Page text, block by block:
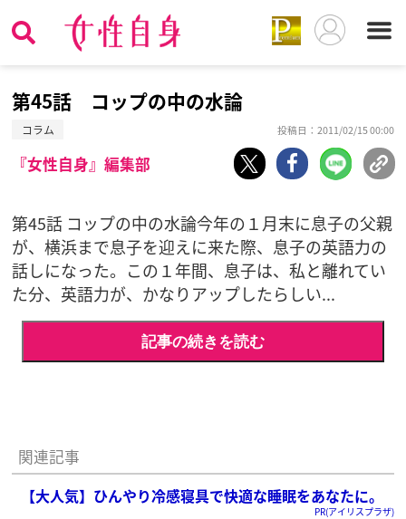
第45話 コップの中の水論
コラム 投稿日：2011/02/15 00:00
『女性自身』編集部
第45話 コップの中の水論今年の１月末に息子の父親
が、横浜まで息子を迎えに来た際、息子の英語力の
話しになった。この１年間、息子は、私と離れてい
た分、英語力が、かなりアップしたらしい...
記事の続きを読む
関連記事
【大人気】ひんやり冷感寝具で快適な睡眠をあなたに。
PR(アイリスプラザ)